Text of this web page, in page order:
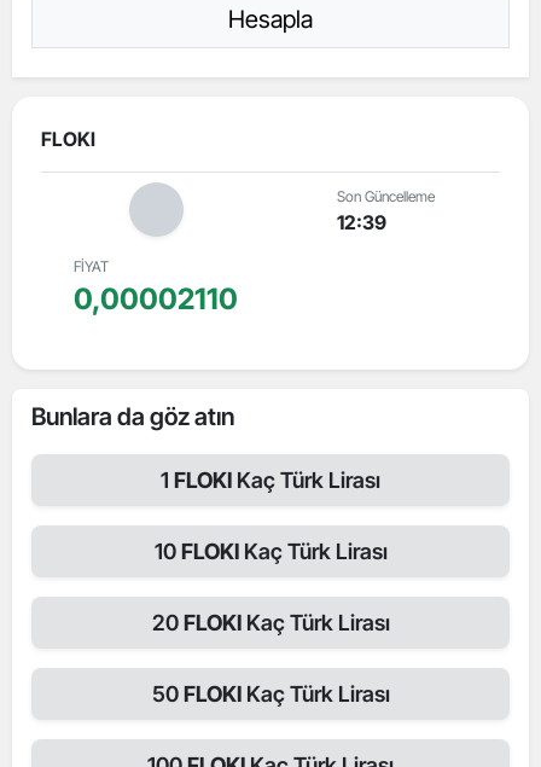
Hesapla
FLOKI
Son Güncelleme
12:39
FİYAT
0,00002110
Bunlara da göz atın
1 FLOKI Kaç Türk Lirası
10FLOKI Kaç Türk Lirası
20FLOKI Kaç Türk Lirası
50FLOKI Kaç Türk Lirası